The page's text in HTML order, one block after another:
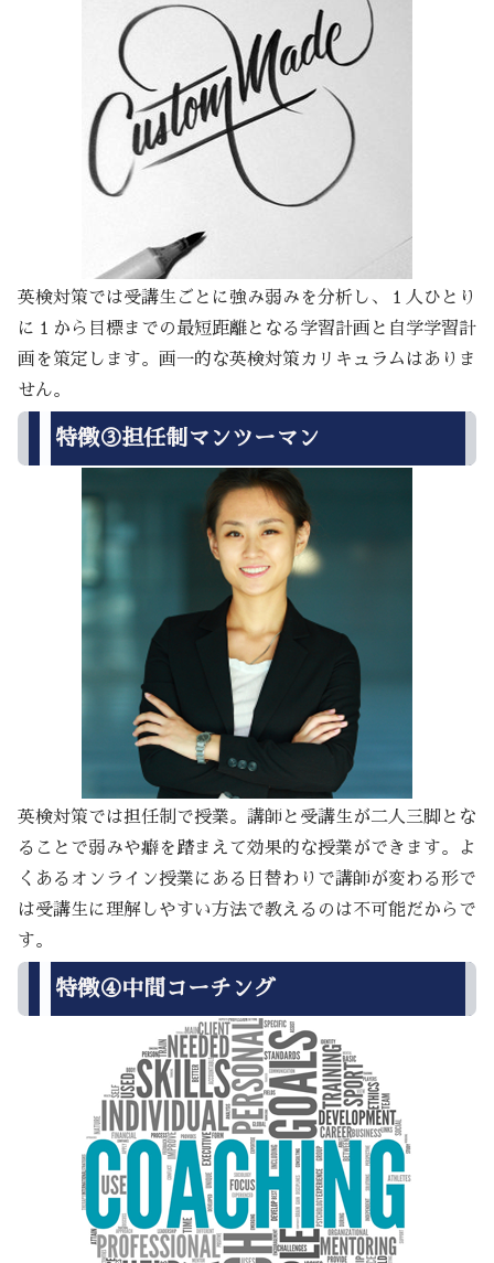
英検対策では受講生ごとに強み弱みを分析し、１人ひとり
に１から目標までの最短距離となる学習計画と自学学習計
画を策定します。画一的な英検対策カリキュラムはありま
せん。
特徴③担任制マンツーマン
英検対策では担任制で授業。講師と受講生が二人三脚とな
ることで弱みや癖を踏まえて効果的な授業ができます。よ
くあるオンライン授業にある日替わりで講師が変わる形で
は受講生に理解しやすい方法で教えるのは不可能だからで
す。
特徴④中間コーチング